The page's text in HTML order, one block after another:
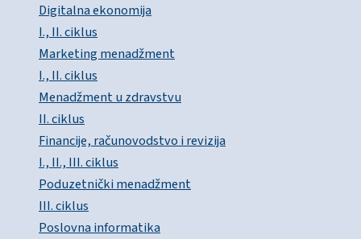
Digitalna ekonomija
I., II. ciklus
Marketing menadžment
I., II. ciklus
Menadžment u zdravstvu
II. ciklus
Financije, računovodstvo i revizija
I., II., III. ciklus
Poduzetnički menadžment
III. ciklus
Poslovna informatika